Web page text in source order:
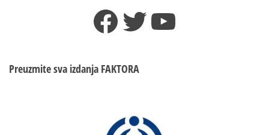
Facebook
TwitterYouTube
Preuzmite sva izdanja FAKTORA